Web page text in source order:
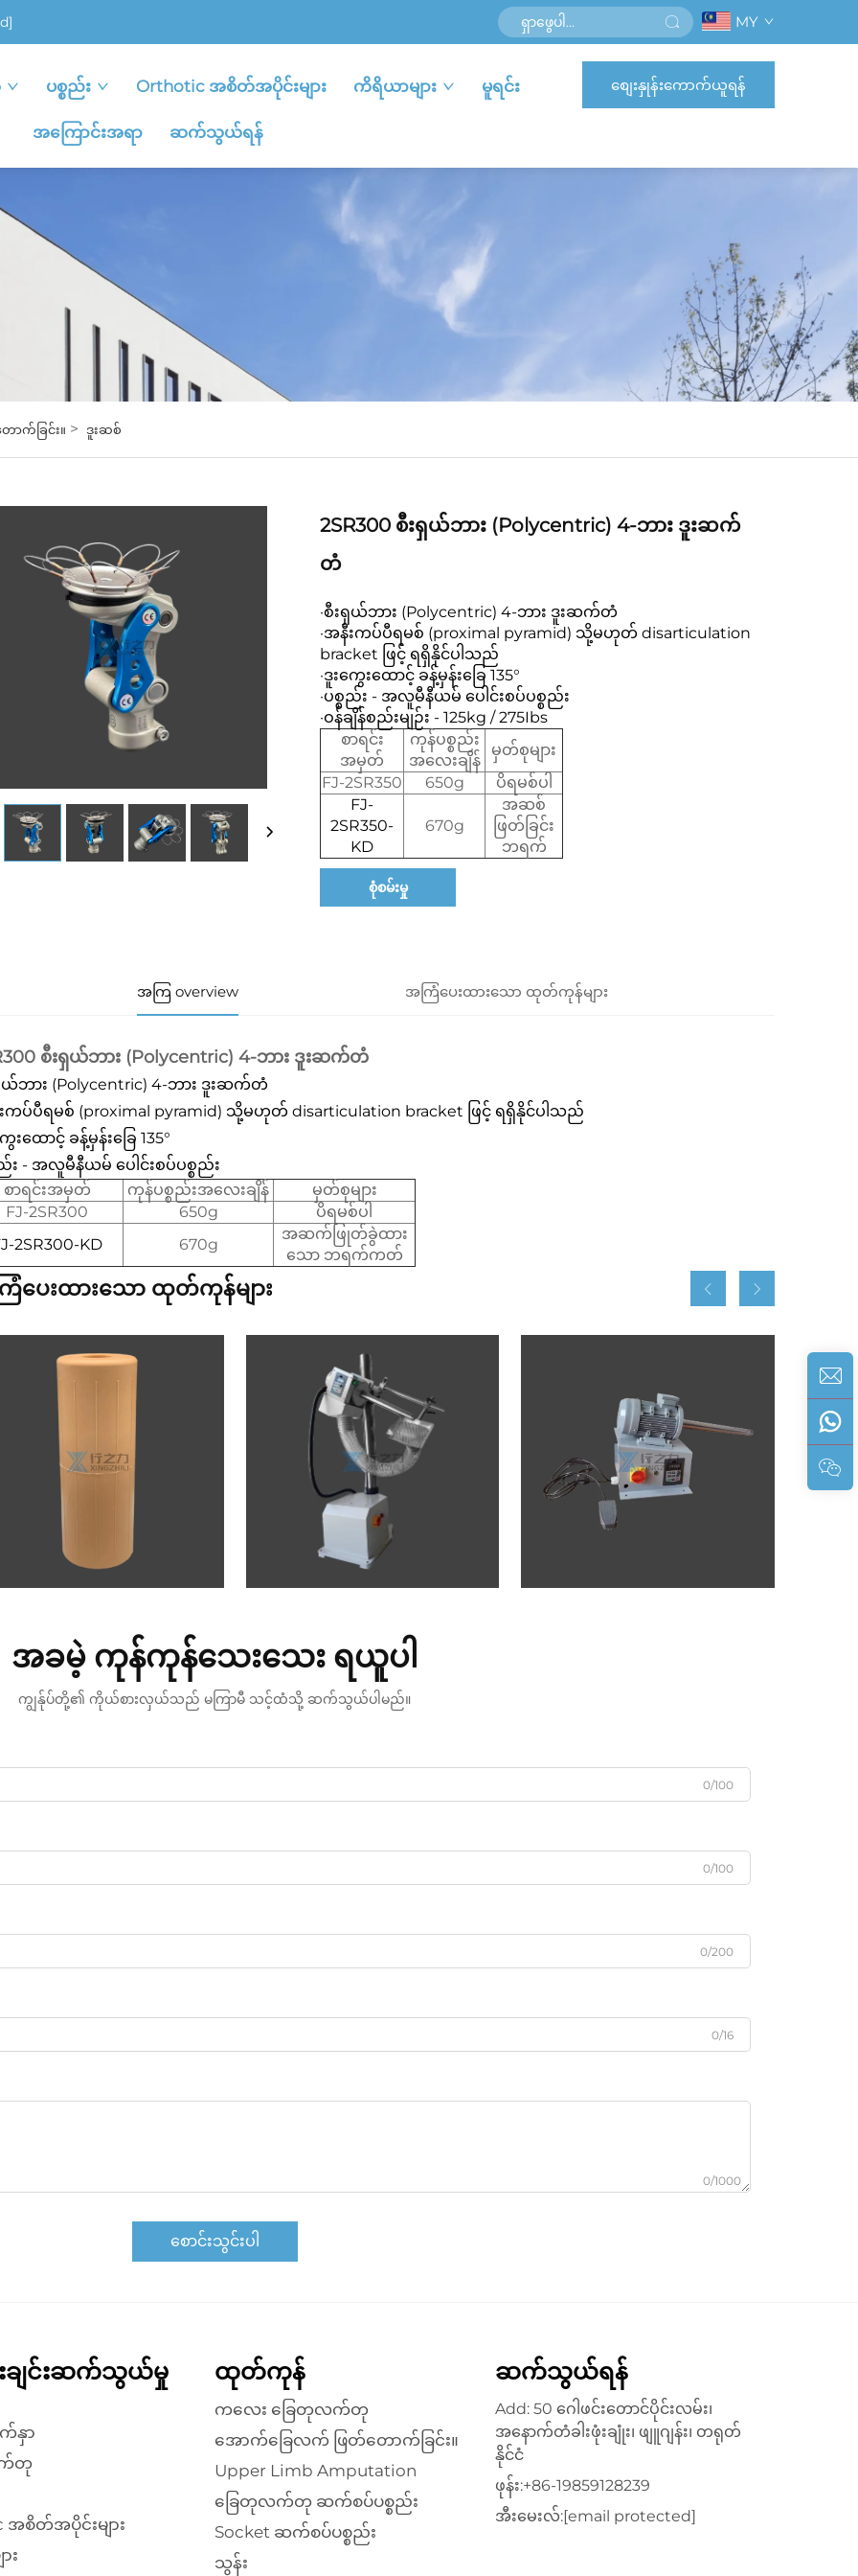
MY
ပစ္စည်း Orthotic အစိတ်အပိုင်းများ ကိရိယာများ မူရင်း
အကြောင်းအရာ ဆက်သွယ်ရန်
စျေးနှုန်းကောက်ယူရန်
ာက်ခြင်း။ > ဒူးဆစ်
2SR300 စီးရှယ်ဘား (Polycentric) 4-ဘား ဒူးဆက်
တံ
·စီးရှယ်ဘား (Polycentric) 4-ဘား ဒူးဆက်တံ
·အနီးကပ်ပီရမစ် (proximal pyramid) သို့မဟုတ် disarticulation
bracket ဖြင့် ရရှိနိုင်ပါသည်
·ဒူးကွေးထောင့် ခန့်မှန်းခြေ 135°
·ပစ္စည်း - အလူမီနီယမ် ပေါင်းစပ်ပစ္စည်း
·ဝန်ချိန်စည်းမျဉ်း - 125kg / 275Ibs
စာရင်း
အမှတ်
ကုန်ပစ္စည်း
အလေးချိန်
မှတ်စုများ
FJ-2SR350
650g
ပိရမစ်ပါ
FJ-
2SR350-
KD
670g
အဆစ်
ဖြတ်ခြင်း
ဘရက်
စုံစမ်းမှု
အကြ overview အကြံပေးထားသော ထုတ်ကုန်များ
စီးရှယ်ဘား (Polycentric) 4-ဘား ဒူးဆက်တံ
ယ်ဘား (Polycentric) 4-ဘား ဒူးဆက်တံ
ကပ်ပီရမစ် (proximal pyramid) သို့မဟုတ် disarticulation bracket ဖြင့် ရရှိနိုင်ပါသည်
ေးထောင့် ခန့်မှန်းခြေ 135°
ည်း - အလူမီနီယမ် ပေါင်းစပ်ပစ္စည်း
စာရင်းအမှတ်
ကုန်ပစ္စည်းအလေးချိန်
မှတ်စုများ
FJ-2SR300
650g
ပိရမစ်ပါ
2SR300-KD
670g
အဆက်ဖြုတ်ခွဲထား
သော ဘရက်ကတ်
ပေးထားသော ထုတ်ကုန်များ
အခမဲ့ ကုန်ကုန်သေးသေး ရယူပါ
ကျွန်ုပ်တို့၏ ကိုယ်စားလှယ်သည် မကြာမီ သင့်ထံသို့ ဆက်သွယ်ပါမည်။
0/100
0/100
0/200
0/16
0/1000
စောင်းသွင်းပါ
းချင်းဆက်သွယ်မှု
က်နှာ
က်တု
အစိတ်အပိုင်းများ
း
ထုတ်ကုန်
ကလေး ခြေတုလက်တု
အောက်ခြေလက် ဖြတ်တောက်ခြင်း။
Upper Limb Amputation
ခြေတုလက်တု ဆက်စပ်ပစ္စည်း
Socket ဆက်စပ်ပစ္စည်း
သွန်း
ဆက်သွယ်ရန်
Add: 50 ဂေါဖင်းတောင်ပိုင်းလမ်း၊
အနောက်တံခါးဖုံးချုံး၊ ဖျူဂျန်း၊ တရုတ်
နိုင်ငံ
ဖုန်း:+86-19859128239
အီးမေးလ်:[email protected]